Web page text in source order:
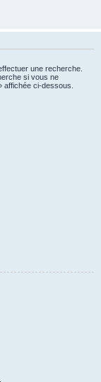
une recherche.
si vous ne
affichée ci-dessous.